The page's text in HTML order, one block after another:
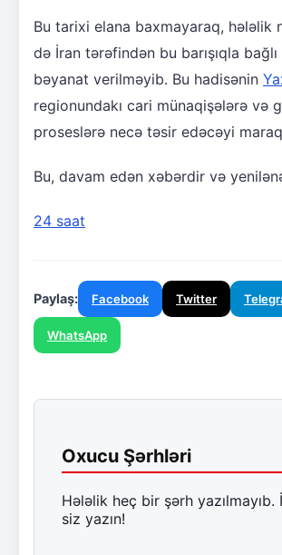
Bu tarixi elana baxmayaraq, hələlik
də İran tərəfindən bu barışıqla bağlı
bəyanat verilməyib. Bu hadisənin
regionundakı cari münaqişələrə və
proseslərə necə təsir edəcəyi
Bu, davam edən xəbərdir və
24 saat
Paylaş: Facebook Twitter
WhatsApp
Oxucu Şərhləri
Hələlik heç bir şərh yazılmayıb.
siz yazın!